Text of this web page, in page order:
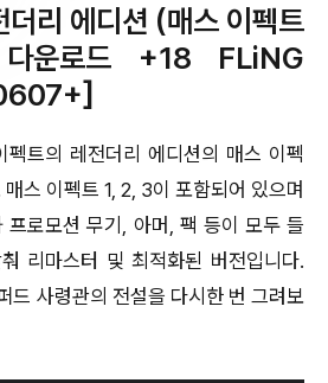
더리 에디션 (매스 이펙트
운로드 +18 FLiNG
트의 레전더리 에디션의 매스 이펙
스 이펙트 1, 2, 3이 포함되어 있으며
로모션 무기, 아머, 팩 등이 모두 들
리마스터 및 최적화된 버전입니다.
드 사령관의 전설을 다시한 번 그려보